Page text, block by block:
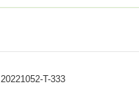
20221052-T-333